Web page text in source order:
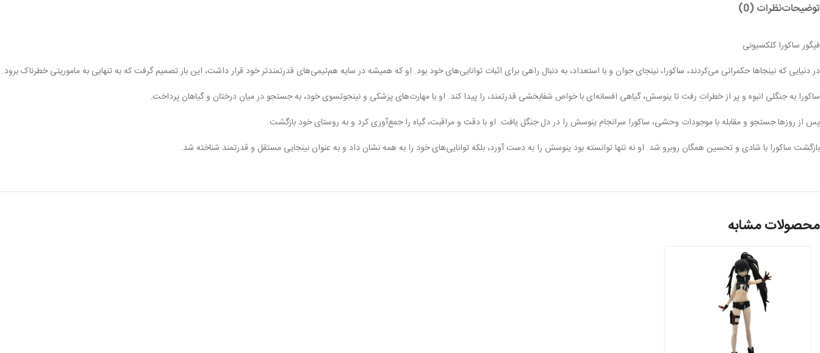
توضیحاتنظرات (0)
فیگور ساکورا کلکسیونی
در دنیایی که نینجاها حکمرانی می‌کردند، ساکورا، نینجای جوان و با استعداد، به دنبال راهی برای اثبات توانایی‌های خود بود. او که همیشه در سایه هم‌تیمی‌های قدرتمندتر خود قرار داشت، این بار تصمیم گرفت که به تنهایی به ماموریتی خطرناک برود.
ساکورا به جنگلی انبوه و پر از خطرات رفت تا ینوسش، گیاهی افسانه‌ای با خواص شفابخشی قدرتمند، را پیدا کند. او با مهارت‌های پزشکی و نینجوتسوی خود، به جستجو در میان درختان و گیاهان پرداخت.
پس از روزها جستجو و مقابله با موجودات وحشی، ساکورا سرانجام ینوسش را در دل جنگل یافت. او با دقت و مراقبت، گیاه را جمع‌آوری کرد و به روستای خود بازگشت.
بازگشت ساکورا با شادی و تحسین همگان روبرو شد. او نه تنها توانسته بود ینوسش را به دست آورد، بلکه توانایی‌های خود را به همه نشان داد و به عنوان نینجایی مستقل و قدرتمند شناخته شد.
محصولات مشابه